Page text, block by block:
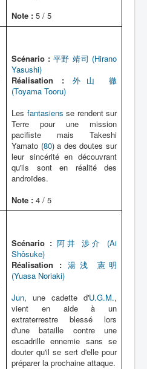
Note : 5 / 5
Scénario : 平野 靖司 (Hirano
Yasushi)
Réalisation :
外山 徹
(Toyama Tooru)
Les fantasiens se rendent sur
Terre pour une mission
pacifiste mais Takeshi
Yamato (80) a des doutes sur
leur sincérité en découvrant
qu'ils sont en réalité des
androïdes.
Note : 4 / 5
Scénario : 阿井 渉介 (Ai
Shôsuke)
Réalisation : 湯浅 憲明
(Yuasa Noriaki)
Jun, une cadette d'U.G.M.,
vient en aide à un
extraterrestre blessé lors
d'une bataille contre une
escadrille ennemie sans se
douter qu'il se sert d'elle pour
préparer la prochaine attaque.